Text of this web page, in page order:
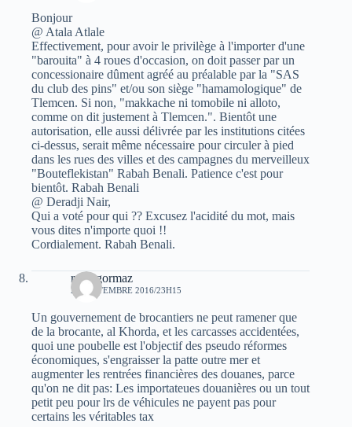
Bonjour
@ Atala Atlale
Effectivement, pour avoir le privilège à l'importer d'une
"barouita" à 4 roues d'occasion, on doit passer par un
concessionaire dûment agréé au préalable par la "SAS
du club des pins" et/ou son siège "hamamologique" de
Tlemcen. Si non, "makkache ni tomobile ni alloto,
comme on dit justement à Tlemcen.". Bientôt une
autorisation, elle aussi délivrée par les institutions citées
ci-dessus, serait même nécessaire pour circuler à pied
dans les rues des villes et des campagnes du merveilleux
"Bouteflekistan" Rabah Benali. Patience c'est pour
bientôt. Rabah Benali
@ Deradji Nair,
Qui a voté pour qui ?? Excusez l'acidité du mot, mais
vous dites n'importe quoi !!
Cordialement. Rabah Benali.
ryan gormaz
21 SEPTEMBRE 2016/23H15
Un gouvernement de brocantiers ne peut ramener que
de la brocante, al Khorda, et les carcasses accidentées,
quoi une poubelle est l'objectif des pseudo réformes
économiques, s'engraisser la patte outre mer et
augmenter les rentrées financières des douanes, parce
qu'on ne dit pas: Les importateues douanières ou un tout
petit peu pour lrs de véhicules ne payent pas pour
certains les véritables tax